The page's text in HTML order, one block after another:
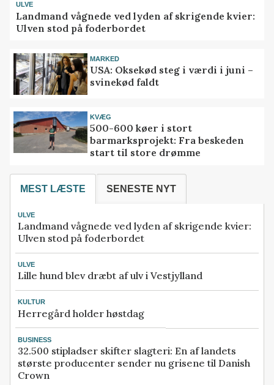
ULVE
Landmand vågnede ved lyden af skrigende kvier:
Ulven stod på foderbordet
MARKED
USA: Oksekød steg i værdi i juni –
svinekød faldt
KVÆG
500-600 køer i stort
barmarksprojekt: Fra beskeden
start til store drømme
MEST LÆSTE SENESTE NYT
ULVE
Landmand vågnede ved lyden af skrigende kvier:
Ulven stod på foderbordet
ULVE
Lille hund blev dræbt af ulv i Vestjylland
KULTUR
Herregård holder høstdag
BUSINESS
32.500 stipladser skifter slagteri: En af landets
største producenter sender nu grisene til Danish
Crown